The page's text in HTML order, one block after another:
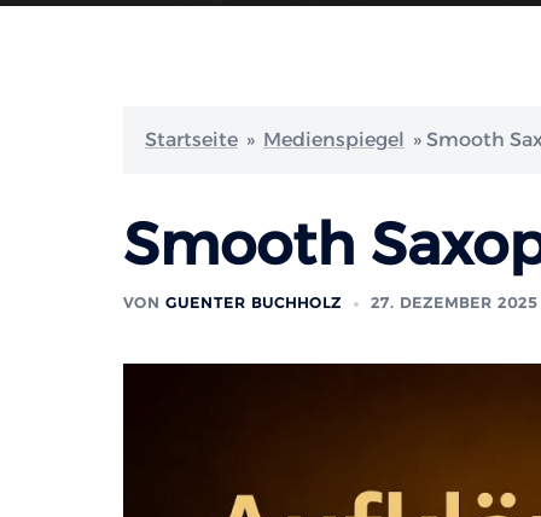
Startseite » Medienspiegel » Smooth
Smooth
VON GUENTER BUCHHOLZ 27. DEZEMBER 2025